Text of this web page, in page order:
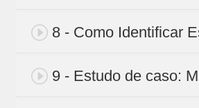
8 - Como Identificar
9 - Estudo de caso: